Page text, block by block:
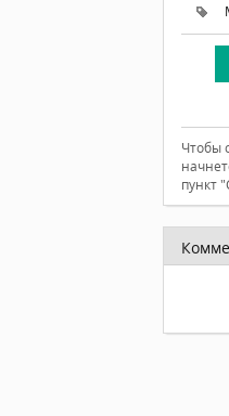
Чтобы
пункт